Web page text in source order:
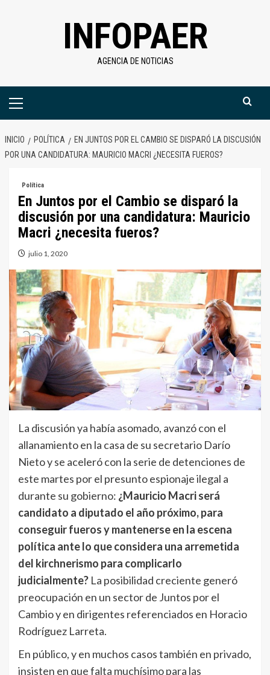
INFOPAER
AGENCIA DE NOTICIAS
Menú
INICIO POLÍTICA
EN JUNTOS POR EL CAMBIO SE DISPARÓ LA DISCUSIÓN
POR UNA CANDIDATURA: MAURICIO MACRI ¿NECESITA FUEROS?
Política
En Juntos por el Cambio se disparó la
discusión por una candidatura: Mauricio
Macri ¿necesita fueros?
julio 1, 2020
La discusión ya había asomado, avanzó con el
allanamiento en la casa de su secretario Darío
Nieto y se aceleró con la serie de detenciones de
este martes por el presunto espionaje ilegal a
durante su gobierno: ¿Mauricio Macri será
candidato a diputado el año próximo, para
conseguir fueros y mantenerse en la escena
política ante lo que considera una arremetida
del kirchnerismo para complicarlo
judicialmente? La posibilidad creciente generó
preocupación en un sector de Juntos por el
Cambio y en dirigentes referenciados en Horacio
Rodríguez Larreta.
En público, y en muchos casos también en privado,
insisten en que falta muchísimo para las